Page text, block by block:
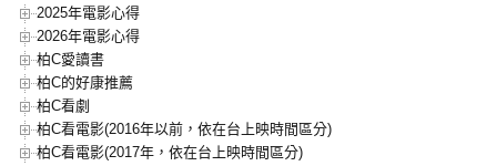
2025年電影心得
2026年電影心得
柏C愛讀書
柏C的好康推薦
柏C看劇
柏C看電影(2016年以前，依在台上映時間區分)
柏C看電影(2017年，依在台上映時間區分)